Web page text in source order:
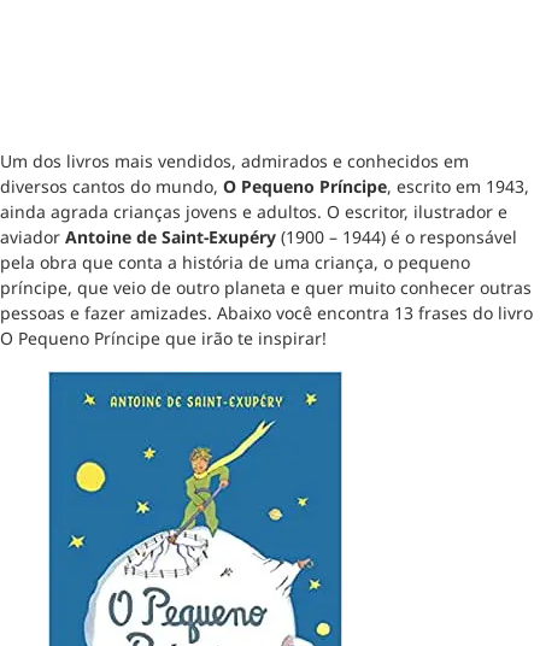
Um dos livros mais vendidos, admirados e conhecidos em
diversos cantos do mundo, O Pequeno Príncipe, escrito em 1943,
ainda agrada crianças jovens e adultos. O escritor, ilustrador e
aviador Antoine de Saint-Exupéry (1900 – 1944) é o responsável
pela obra que conta a história de uma criança, o pequeno
príncipe, que veio de outro planeta e quer muito conhecer outras
pessoas e fazer amizades. Abaixo você encontra 13 frases do livro
O Pequeno Príncipe que irão te inspirar!